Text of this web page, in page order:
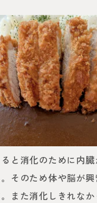
と消化のために内
そのため体や脳が
また消化しきれな